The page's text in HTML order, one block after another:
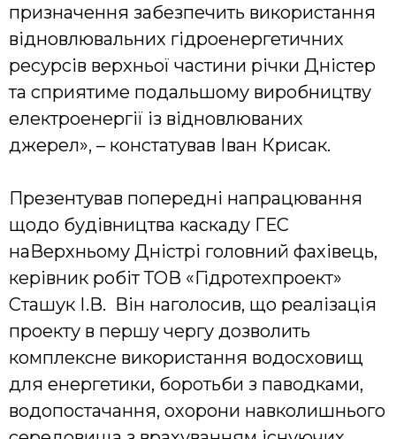
призначення забезпечить використання
відновлювальних гідроенергетичних
ресурсів верхньої частини річки Дністер
та сприятиме подальшому виробництву
електроенергії із відновлюваних
джерел», – констатував Іван Крисак.
Презентував попередні напрацювання
щодо будівництва каскаду ГЕС
наВерхньому Дністрі головний фахівець,
керівник робіт ТОВ «Гідротехпроект»
Сташук І.В. Він наголосив, що реалізація
проекту в першу чергу дозволить
комплексне використання водосховищ
для енергетики, боротьби з паводками,
водопостачання, охорони навколишнього